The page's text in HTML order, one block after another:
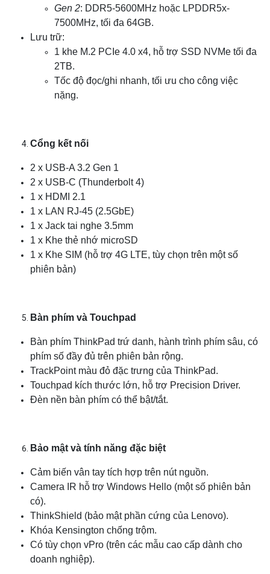
Gen 2: DDR5-5600MHz hoặc LPDDR5x-
7500MHz, tối đa 64GB.
Lưu trữ:
1 khe M.2 PCIe 4.0 x4, hỗ trợ SSD NVMe tối đa
2TB.
Tốc độ đọc/ghi nhanh, tối ưu cho công việc
nặng.
Cổng kết nối
2 x USB-A 3.2 Gen 1
2 x USB-C (Thunderbolt 4)
1 x HDMI 2.1
1 x LAN RJ-45 (2.5GbE)
1 x Jack tai nghe 3.5mm
1 x Khe thẻ nhớ microSD
1 x Khe SIM (hỗ trợ 4G LTE, tùy chọn trên một số
phiên bản)
Bàn phím và Touchpad
Bàn phím ThinkPad trứ danh, hành trình phím sâu, có
phím số đầy đủ trên phiên bản rộng.
TrackPoint màu đỏ đặc trưng của ThinkPad.
Touchpad kích thước lớn, hỗ trợ Precision Driver.
Đèn nền bàn phím có thể bật/tắt.
Bảo mật và tính năng đặc biệt
Cảm biến vân tay tích hợp trên nút nguồn.
Camera IR hỗ trợ Windows Hello (một số phiên bản
có).
ThinkShield (bảo mật phần cứng của Lenovo).
Khóa Kensington chống trộm.
Có tùy chọn vPro (trên các mẫu cao cấp dành cho
doanh nghiệp).